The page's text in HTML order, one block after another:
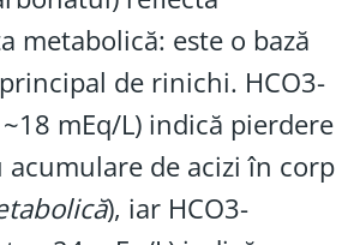
metabolică: este o bază
de rinichi. HCO3-
mEq/L) indică pierdere
acumulare de acizi în corp
), iar HCO3-